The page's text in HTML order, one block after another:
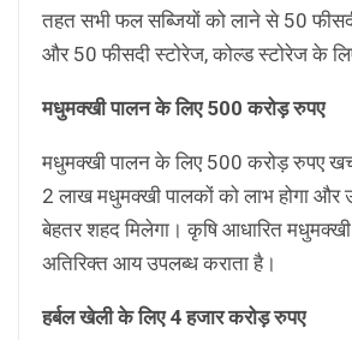
तहत सभी फल सब्जियों को लाने से 50
और 50 फीसदी स्टोरेज, कोल्ड स्टोरेज के
मधुमक्खी पालन के लिए 500 करोड़ रुपए
मधुमक्खी पालन के लिए 500 करोड़ रुपए
2 लाख मधुमक्खी पालकों को लाभ होगा और
बेहतर शहद मिलेगा। कृषि आधारित
अतिरिक्त आय उपलब्ध कराता है।
हर्बल खेली के लिए 4 हजार करोड़ रुपए